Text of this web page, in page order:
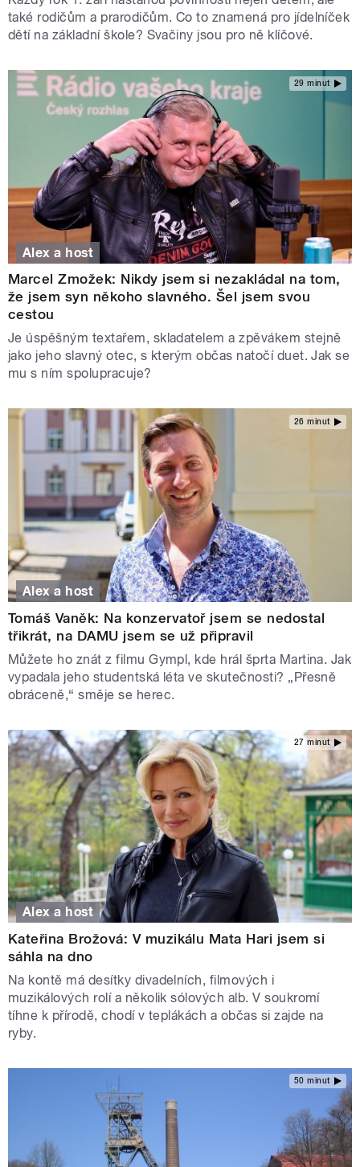
také rodičům a prarodičům. Co to znamená pro jídelníček
dětí na základní škole? Svačiny jsou pro ně klíčové.
29 minut
Alex a host
Marcel Zmožek: Nikdy jsem si nezakládal na tom,
že jsem syn někoho slavného. Šel jsem svou
cestou
Je úspěšným textařem, skladatelem a zpěvákem stejně
jako jeho slavný otec, s kterým občas natočí duet. Jak se
mu s ním spolupracuje?
26 minut
Alex a host
Tomáš Vaněk: Na konzervatoř jsem se nedostal
třikrát, na DAMU jsem se už připravil
Můžete ho znát z filmu Gympl, kde hrál šprta Martina. Jak
vypadala jeho studentská léta ve skutečnosti? „Přesně
obráceně,“ směje se herec.
27 minut
Alex a host
Kateřina Brožová: V muzikálu Mata Hari jsem si
sáhla na dno
Na kontě má desítky divadelních, filmových i
muzikálových rolí a několik sólových alb. V soukromí
tíhne k přírodě, chodí v teplákách a občas si zajde na
ryby.
50 minut